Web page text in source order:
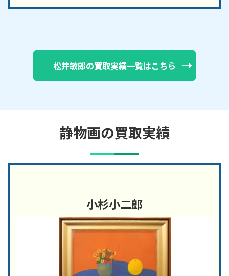
松井敏郎の買取実績一覧はこちら
静物画の買取実績
小杉小二郎